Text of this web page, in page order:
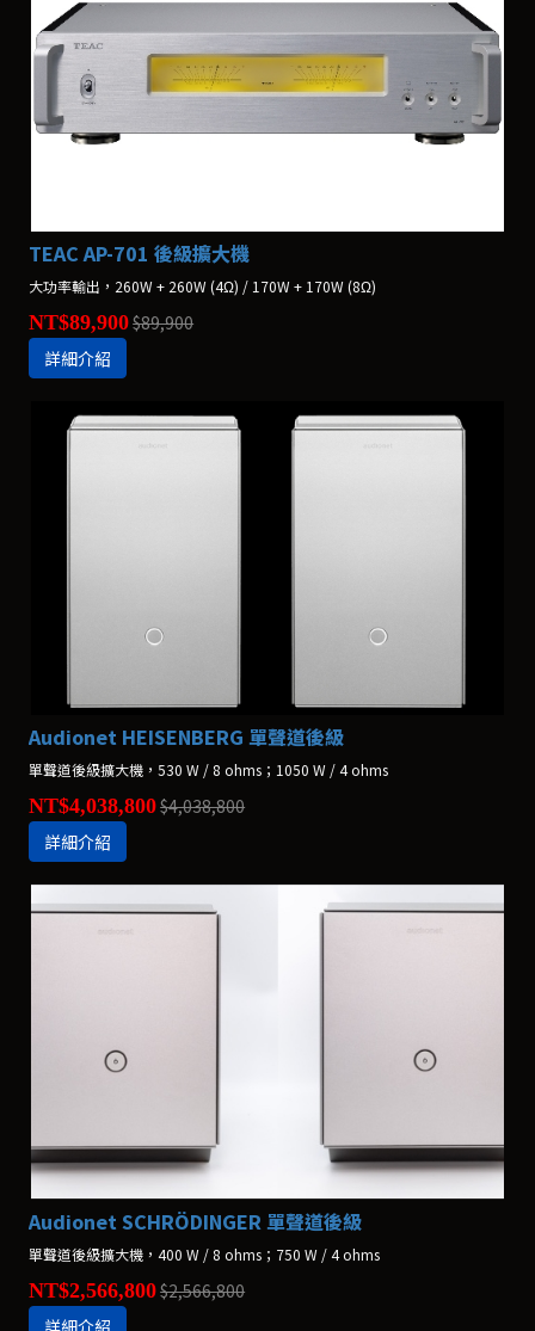
TEAC AP-701 後級擴大機
大功率輸出，260W + 260W (4Ω) / 170W + 170W (8Ω)
NT$89,900$89,900
詳細介紹
Audionet HEISENBERG 單聲道後級
單聲道後級擴大機，530 W / 8 ohms；1050 W / 4 ohms
NT$4,038,800$4,038,800
詳細介紹
Audionet SCHRÖDINGER 單聲道後級
單聲道後級擴大機，400 W / 8 ohms；750 W / 4 ohms
NT$2,566,800$2,566,800
詳細介紹